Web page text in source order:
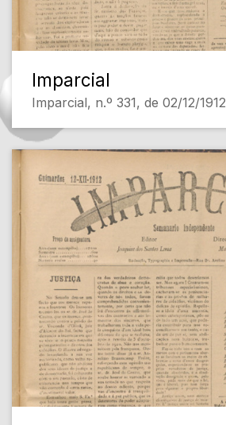
Imparcial
Imparcial, n.º 331, de 02/12/1912